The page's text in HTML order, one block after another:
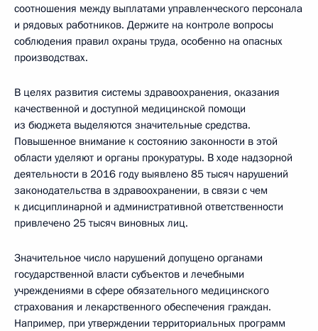
соотношения между выплатами управленческого персонала
и рядовых работников. Держите на контроле вопросы
соблюдения правил охраны труда, особенно на опасных
производствах.
В целях развития системы здравоохранения, оказания
качественной и доступной медицинской помощи
из бюджета выделяются значительные средства.
Повышенное внимание к состоянию законности в этой
области уделяют и органы прокуратуры. В ходе надзорной
деятельности в 2016 году выявлено 85 тысяч нарушений
законодательства в здравоохранении, в связи с чем
к дисциплинарной и административной ответственности
привлечено 25 тысяч виновных лиц.
Значительное число нарушений допущено органами
государственной власти субъектов и лечебными
учреждениями в сфере обязательного медицинского
страхования и лекарственного обеспечения граждан.
Например, при утверждении территориальных программ